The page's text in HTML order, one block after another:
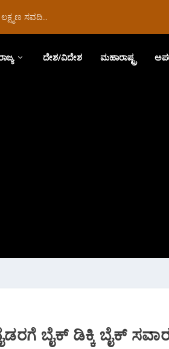
ಸವದಿ...
ದೇಶ/ವಿದೇಶ ಮಹಾರಾಷ್ಟ್ರ
ಬೈಕ್ ಡಿಕ್ಕಿ ಬೈಕ್